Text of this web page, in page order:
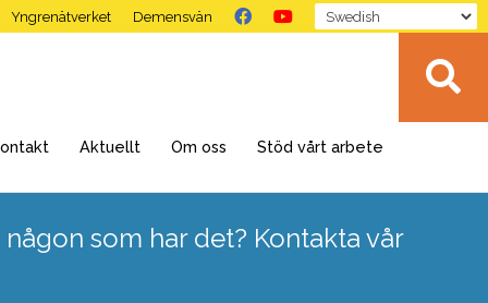
Yngrenätverket Demensvän
Aktuellt Om oss Stöd vårt arbete
som har det? Kontakta vår